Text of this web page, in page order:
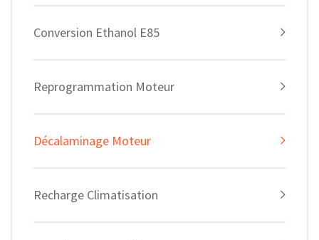
Conversion Ethanol E85
Reprogrammation Moteur
Décalaminage Moteur
Recharge Climatisation